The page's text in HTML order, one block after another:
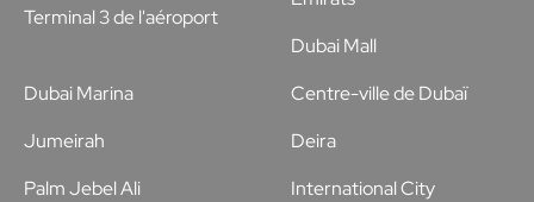
Terminal 3 de l'aéroport
Dubai Mall
Dubai Marina
Jumeirah
Palm Jebel Ali
Centre-ville de Dubaï
Deira
International City